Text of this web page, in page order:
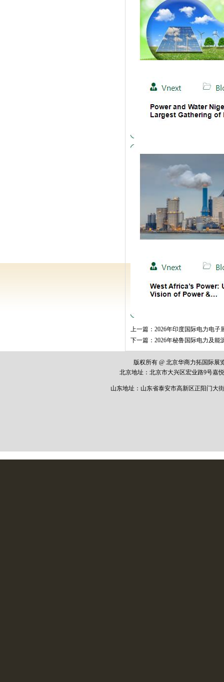
上一篇： 2026年印度国际电力电子
下一篇： 2026年秘鲁国际电力及能
版权所有 @ 北京华商力拓国际
北京地址：北京市大兴区宏业路9号嘉
山东地址：山东省泰安市高新区正阳门大